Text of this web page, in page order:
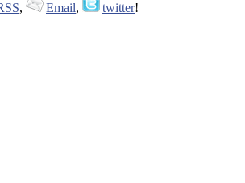
, Email, twitter!